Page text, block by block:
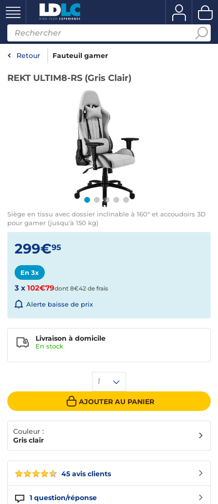
Retour Fauteuil gamer
REKT ULTIM8-RS (Gris Clair)
Siège en tissu avec dossier inclinable à 160° et accoudoirs 3D
pour gamer (jusqu'à 150 kg)
45 avis clients
1 question/réponse
299€95
En 3x
3 x 102€79dont 8€42 de frais
Alerte baisse de prix
1
AJOUTER AU PANIER
Livraison à domicile
En stock
Couleur :
Gris clair